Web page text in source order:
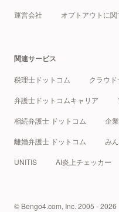
運営会社 オプトアウトに
関連サービス
税理士ドットコム クラウ
弁護士ドットコムキャリア
相続弁護士 ドットコム 企
離婚弁護士 ドットコム み
UNITIS AI炎上チェッカー
© Bengo4.com, Inc. 2005 - 2026